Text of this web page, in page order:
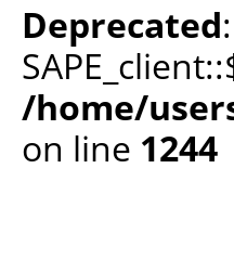
Deprecated
/home/
on line 1244